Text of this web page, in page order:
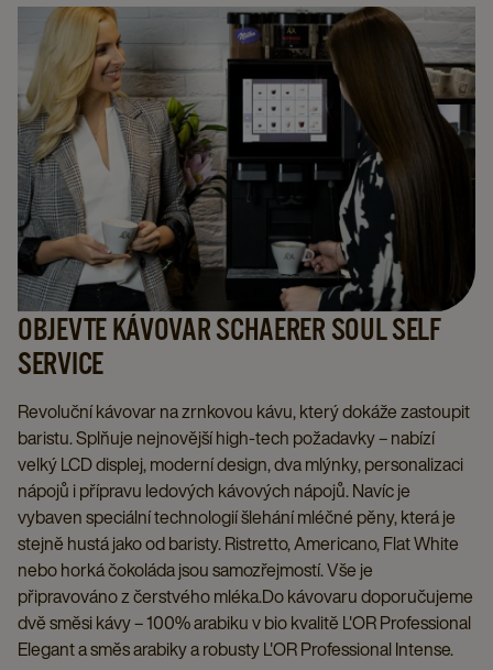
OBJEVTE KÁVOVAR SCHAERER SOUL SELF
SERVICE
Revoluční kávovar na zrnkovou kávu, který dokáže zastoupit
baristu. Splňuje nejnovější high-tech požadavky – nabízí
velký LCD displej, moderní design, dva mlýnky, personalizaci
nápojů i přípravu ledových kávových nápojů. Navíc je
vybaven speciální technologií šlehání mléčné pěny, která je
stejně hustá jako od baristy. Ristretto, Americano, Flat White
nebo horká čokoláda jsou samozřejmostí. Vše je
připravováno z čerstvého mléka.Do kávovaru doporučujeme
dvě směsi kávy – 100% arabiku v bio kvalitě L'OR Professional
Elegant a směs arabiky a robusty L'OR Professional Intense.​